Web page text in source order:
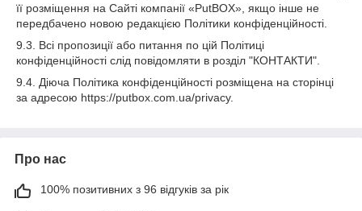
її розміщення на Сайті компанії «PutBOX», якщо інше не
передбачено новою редакцією Політики конфіденційності.
9.3. Всі пропозиції або питання по цій Політиці
конфіденційності слід повідомляти в розділ "КОНТАКТИ".
9.4. Діюча Політика конфіденційності розміщена на сторінці
за адресою https://putbox.com.ua/privacy.
Про нас
100% позитивних з 96 відгуків за рік